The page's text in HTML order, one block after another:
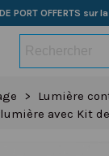
PORT OFFERTS sur
> Lumière
avec Kit